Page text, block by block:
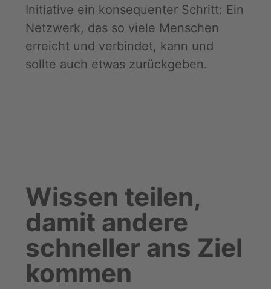
Initiative ein konsequenter Schritt: Ein
Netzwerk, das so viele Menschen
erreicht und verbindet, kann und
sollte auch etwas zurückgeben.
Wissen teilen,
damit andere
schneller ans Ziel
kommen